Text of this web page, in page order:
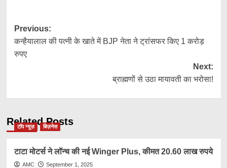
Post
navigation
Previous:
कन्हैयालाल की पत्नी के खाते में BJP नेता ने ट्रांसफर किए 1 करोड़
रुपए
Next:
ब्राह्मणों से उठा मायावती का भरोसा!
Related Posts
टॉप न्यूज़ बिज़नेस
टाटा मोटर्स ने लॉन्च की नई Winger Plus, कीमत 20.60 लाख रुपये
AMC
September 1, 2025